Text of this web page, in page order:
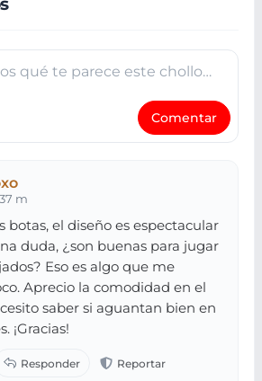
qué te parece este chollo…
Comentar
m
botas, el diseño es espectacular
duda, ¿son buenas para jugar
Eso es algo que me
Aprecio la comodidad en el
saber si aguantan bien en
¡Gracias!